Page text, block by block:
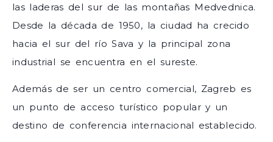
las laderas del sur de las montañas Medvednica.
Desde la década de 1950, la ciudad ha crecido
hacia el sur del río Sava y la principal zona
industrial se encuentra en el sureste.
Además de ser un centro comercial, Zagreb es
un punto de acceso turístico popular y un
destino de conferencia internacional establecido.